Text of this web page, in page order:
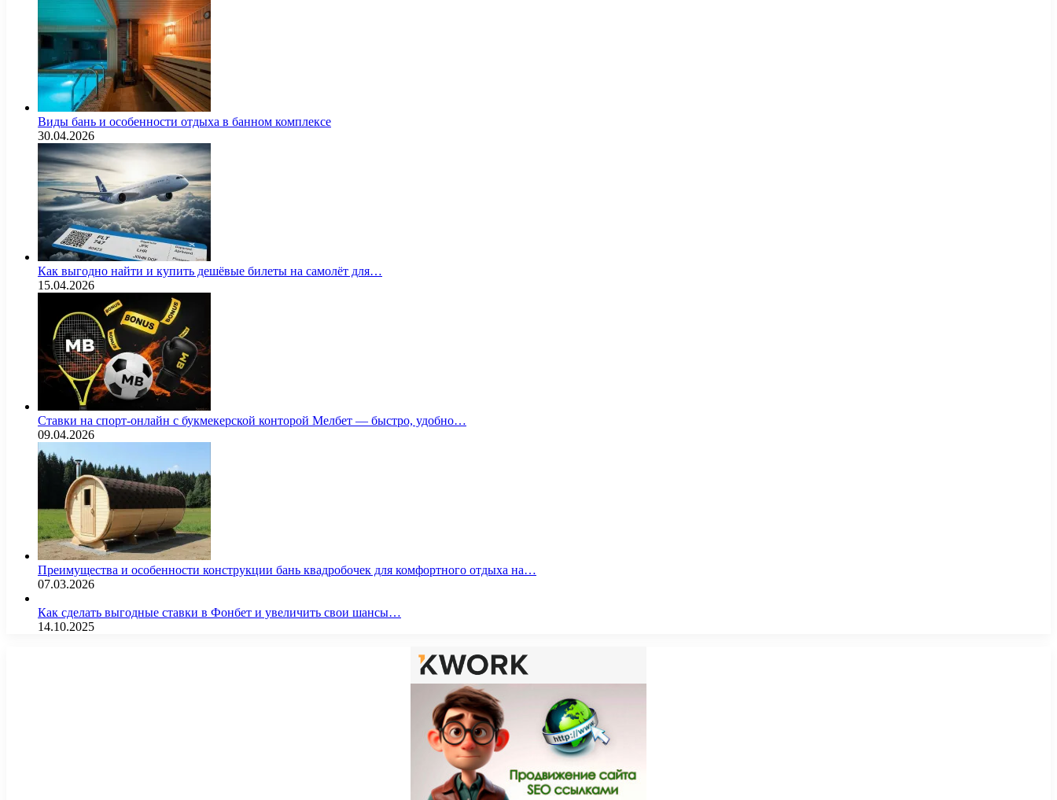
Виды бань и особенности отдыха в банном комплексе
30.04.2026
Как выгодно найти и купить дешёвые билеты на самолёт для…
15.04.2026
Ставки на спорт-онлайн с букмекерской конторой Мелбет — быстро, удобно…
09.04.2026
Преимущества и особенности конструкции бань квадробочек для комфортного отдыха на…
07.03.2026
Как сделать выгодные ставки в Фонбет и увеличить свои шансы…
14.10.2025